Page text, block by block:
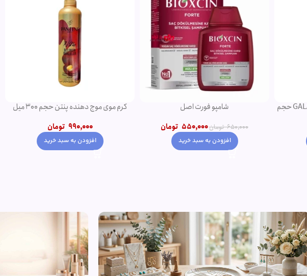
دئودورانت مردانه نوریتا مدل GALAXY حجم شامپو فورت اصل
650,000 تومان550,000 تومان
افزودن به سبد خرید
کرم موی موج دهنده پنتن حجم 300 میل
990,000 تومان
افزودن به سبد خرید